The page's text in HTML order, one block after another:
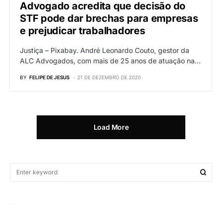
Advogado acredita que decisão do
STF pode dar brechas para empresas
e prejudicar trabalhadores
Justiça – Pixabay. André Leonardo Couto, gestor da
ALC Advogados, com mais de 25 anos de atuação na…
BY FELIPE DE JESUS 21 DE DEZEMBRO DE 2020
Load More